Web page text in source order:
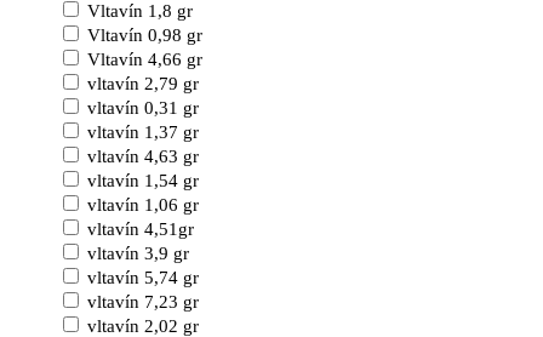
Vltavín 1,8 gr
Vltavín 0,98 gr
Vltavín 4,66 gr
vltavín 2,79 gr
vltavín 0,31 gr
vltavín 1,37 gr
vltavín 4,63 gr
vltavín 1,54 gr
vltavín 1,06 gr
vltavín 4,51gr
vltavín 3,9 gr
vltavín 5,74 gr
vltavín 7,23 gr
vltavín 2,02 gr